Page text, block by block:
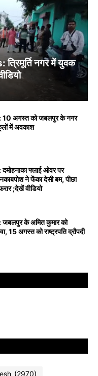
नगर में युवक
अगस्त को जबलपुर के नगर
में अवकाश
फ्लाई ओवर पर
ने फेंका देसी बम, पीछा
;देखें वीडियो
के अमित कुमार को
15 अगस्त को राष्ट्रपति द्रौपदी
(2970)